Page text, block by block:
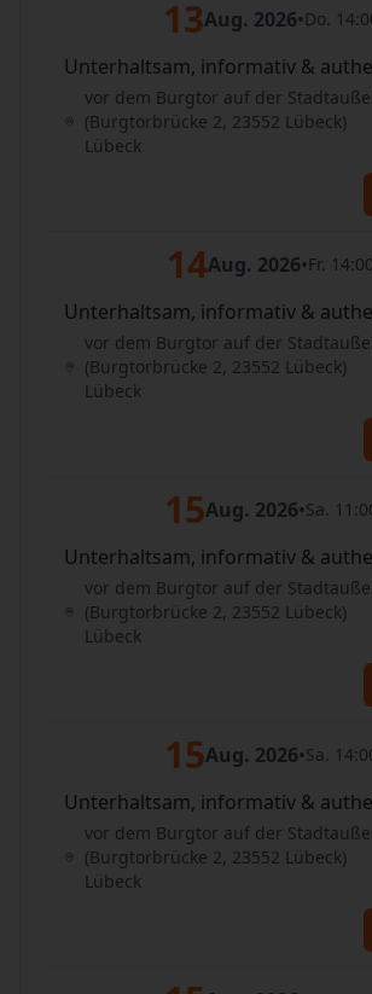
13Aug. 2026•Do.
Unterhaltsam, informativ &
vor dem Burgtor auf der
(Burgtorbrücke 2, 23552 Lübeck)
Lübeck
14Aug. 2026•Fr. 14:00
Unterhaltsam, informativ &
vor dem Burgtor auf der
(Burgtorbrücke 2, 23552 Lübeck)
Lübeck
15Aug. 2026•Sa.
Unterhaltsam, informativ &
vor dem Burgtor auf der
(Burgtorbrücke 2, 23552 Lübeck)
Lübeck
15Aug. 2026•Sa.
Unterhaltsam, informativ &
vor dem Burgtor auf der
(Burgtorbrücke 2, 23552 Lübeck)
Lübeck